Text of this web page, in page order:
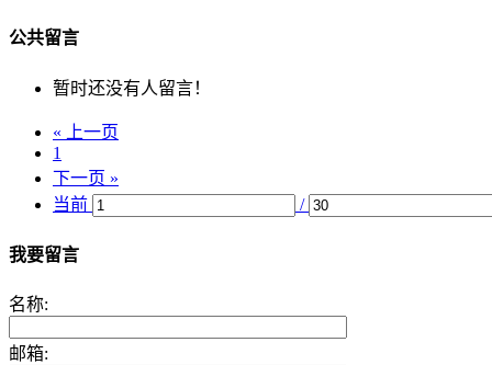
公共留言
暂时还没有人留言！
« 上一页
1
下一页 »
当前
/
我要留言
名称:
邮箱: